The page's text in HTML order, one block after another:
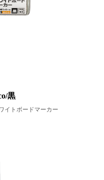
黒
イトボードマーカー